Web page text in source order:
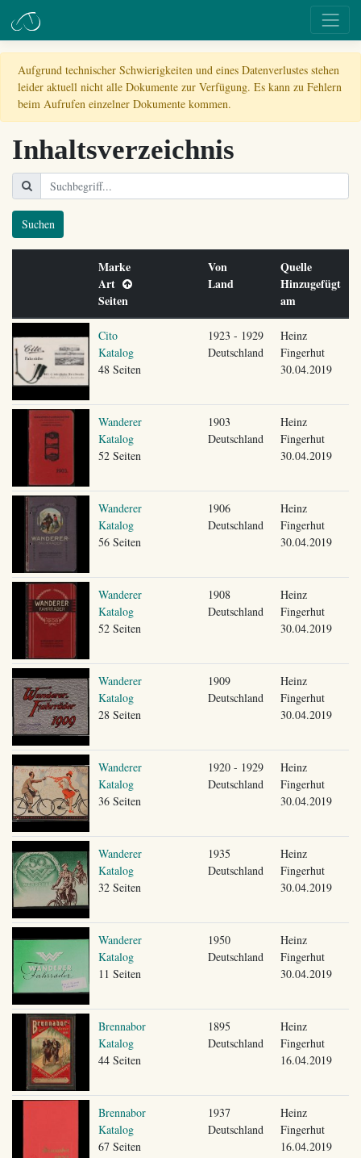
Aufgrund technischer Schwierigkeiten und eines Datenverlustes stehen
leider aktuell nicht alle Dokumente zur Verfügung. Es kann zu Fehlern
beim Aufrufen einzelner Dokumente kommen.
Inhaltsverzeichnis
Suchen
Marke
Art
Seiten
Von
Land
Quelle
Hinzugefügt
am
Cito
Katalog
48 Seiten
1923 - 1929
Deutschland
Heinz
Fingerhut
30.04.2019
Wanderer
Katalog
52 Seiten
1903
Deutschland
Heinz
Fingerhut
30.04.2019
Wanderer
Katalog
56 Seiten
1906
Deutschland
Heinz
Fingerhut
30.04.2019
Wanderer
Katalog
52 Seiten
1908
Deutschland
Heinz
Fingerhut
30.04.2019
Wanderer
Katalog
28 Seiten
1909
Deutschland
Heinz
Fingerhut
30.04.2019
Wanderer
Katalog
36 Seiten
1920 - 1929
Deutschland
Heinz
Fingerhut
30.04.2019
Wanderer
Katalog
32 Seiten
1935
Deutschland
Heinz
Fingerhut
30.04.2019
Wanderer
Katalog
11 Seiten
1950
Deutschland
Heinz
Fingerhut
30.04.2019
Brennabor
Katalog
44 Seiten
1895
Deutschland
Heinz
Fingerhut
16.04.2019
Brennabor
Katalog
67 Seiten
1937
Deutschland
Heinz
Fingerhut
16.04.2019